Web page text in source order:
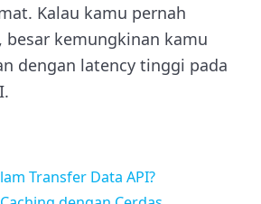
Kalau kamu pernah
kemungkinan kamu
dengan latency tinggi pada
Transfer Data API?